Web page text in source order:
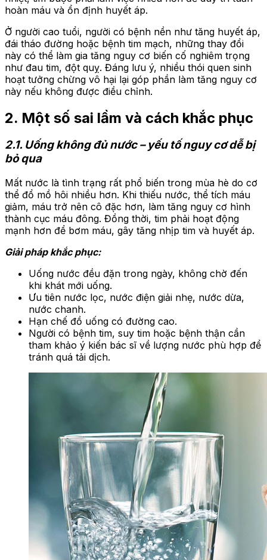
hoàn máu và ổn định huyết áp.
Ở người cao tuổi, người có bệnh nền như tăng huyết áp,
đái tháo đường hoặc bệnh tim mạch, những thay đổi
này có thể làm gia tăng nguy cơ biến cố nghiêm trọng
như đau tim, đột quỵ. Đáng lưu ý, nhiều thói quen sinh
hoạt tưởng chừng vô hại lại góp phần làm tăng nguy cơ
này nếu không được điều chỉnh.
2. Một số sai lầm và cách khắc phục
2.1. Uống không đủ nước – yếu tố nguy cơ dễ bị
bỏ qua
Mất nước là tình trạng rất phổ biến trong mùa hè do cơ
thể đổ mồ hôi nhiều hơn. Khi thiếu nước, thể tích máu
giảm, máu trở nên cô đặc hơn, làm tăng nguy cơ hình
thành cục máu đông. Đồng thời, tim phải hoạt động
mạnh hơn để bơm máu, gây tăng nhịp tim và huyết áp.
Giải pháp khắc phục:
Uống nước đều đặn trong ngày, không chờ đến
khi khát mới uống.
Ưu tiên nước lọc, nước điện giải nhẹ, nước dừa,
nước chanh.
Hạn chế đồ uống có đường cao.
Người có bệnh tim, suy tim hoặc bệnh thận cần
tham khảo ý kiến bác sĩ về lượng nước phù hợp để
tránh quá tải dịch.